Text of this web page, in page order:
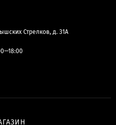
Стрелков, д. 31А